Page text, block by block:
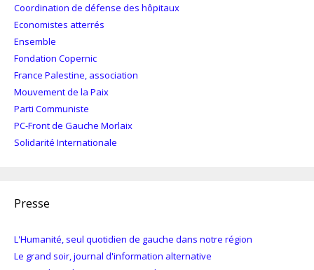
Coordination de défense des hôpitaux
Economistes atterrés
Ensemble
Fondation Copernic
France Palestine, association
Mouvement de la Paix
Parti Communiste
PC-Front de Gauche Morlaix
Solidarité Internationale
Presse
L'Humanité, seul quotidien de gauche dans notre région
Le grand soir, journal d'information alternative